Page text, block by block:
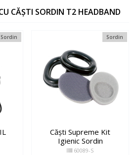
CĂȘTI SORDIN T2 HEADBAND
Sordin Sordin
Căști Supreme Kit
Igienic Sordin
60089-S